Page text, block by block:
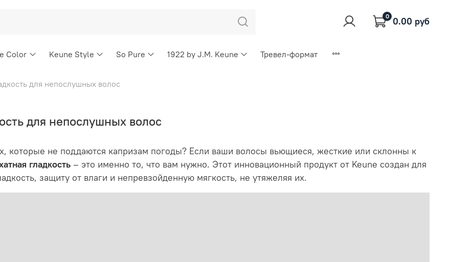
0 0.00 руб
Color Keune Style So Pure 1922 by J.M. Keune Тревел-формат
для непослушных волос
для непослушных волос
которые не поддаются капризам погоды? Если ваши волосы вьющиеся, жесткие или склонны к
гладкость – это именно то, что вам нужно. Этот инновационный продукт от Keune создан для
защиту от влаги и непревзойденную мягкость, не утяжеляя их.